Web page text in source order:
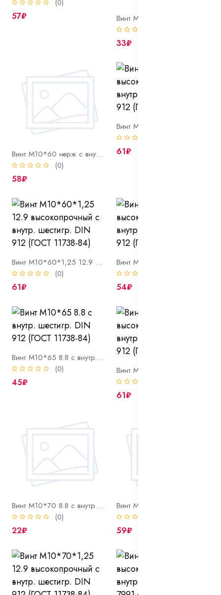
(0)
57₽
33₽
Винт М10*60 нерж с внутр. шестигр. DIN 912 A2
(0)
58₽
61₽
Винт М10*60*1,25 12.9 высокопрочный с внутр. шестигр. DIN 912 (ГОСТ 11738-84)
(0)
61₽ 54₽
Винт М10*65 8.8 с внутр. шестигр. DIN 912 (ГОСТ 11738-84)
(0)
45₽
61₽
Винт М10*70 8.8 с внутр. шестигр. DIN 912 (ГОСТ 11738-84)
(0)
22₽ 59₽